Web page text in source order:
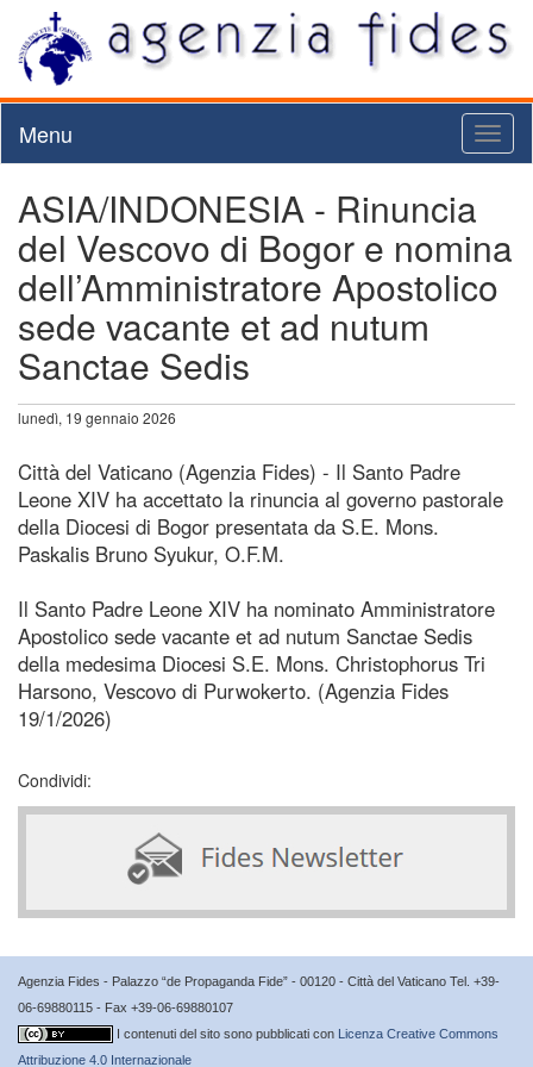
Menu
ASIA/INDONESIA - Rinuncia
del Vescovo di Bogor e nomina
dell’Amministratore Apostolico
sede vacante et ad nutum
Sanctae Sedis
lunedì, 19 gennaio 2026
Città del Vaticano (Agenzia Fides) - Il Santo Padre
Leone XIV ha accettato la rinuncia al governo pastorale
della Diocesi di Bogor presentata da S.E. Mons.
Paskalis Bruno Syukur, O.F.M.
Il Santo Padre Leone XIV ha nominato Amministratore
Apostolico sede vacante et ad nutum Sanctae Sedis
della medesima Diocesi S.E. Mons. Christophorus Tri
Harsono, Vescovo di Purwokerto. (Agenzia Fides
19/1/2026)
Condividi:
Agenzia Fides - Palazzo “de Propaganda Fide” - 00120 - Città del Vaticano Tel. +39-
06-69880115 - Fax +39-06-69880107
I contenuti del sito sono pubblicati con Licenza Creative Commons
Attribuzione 4.0 Internazionale